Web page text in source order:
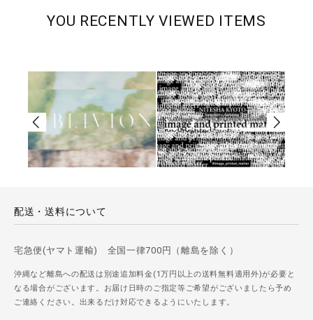
YOU RECENTLY VIEWED ITEMS
配送・送料について
宅急便(ヤマト運輸) 全国一律700円（離島を除く）
沖縄など離島への配送は別途追加料金(1万円以上の送料無料適用外)が必要と
なる場合がございます。お届け日時のご指定等ご希望がございましたら予め
ご連絡ください。出来るだけ対応できるようにいたします。